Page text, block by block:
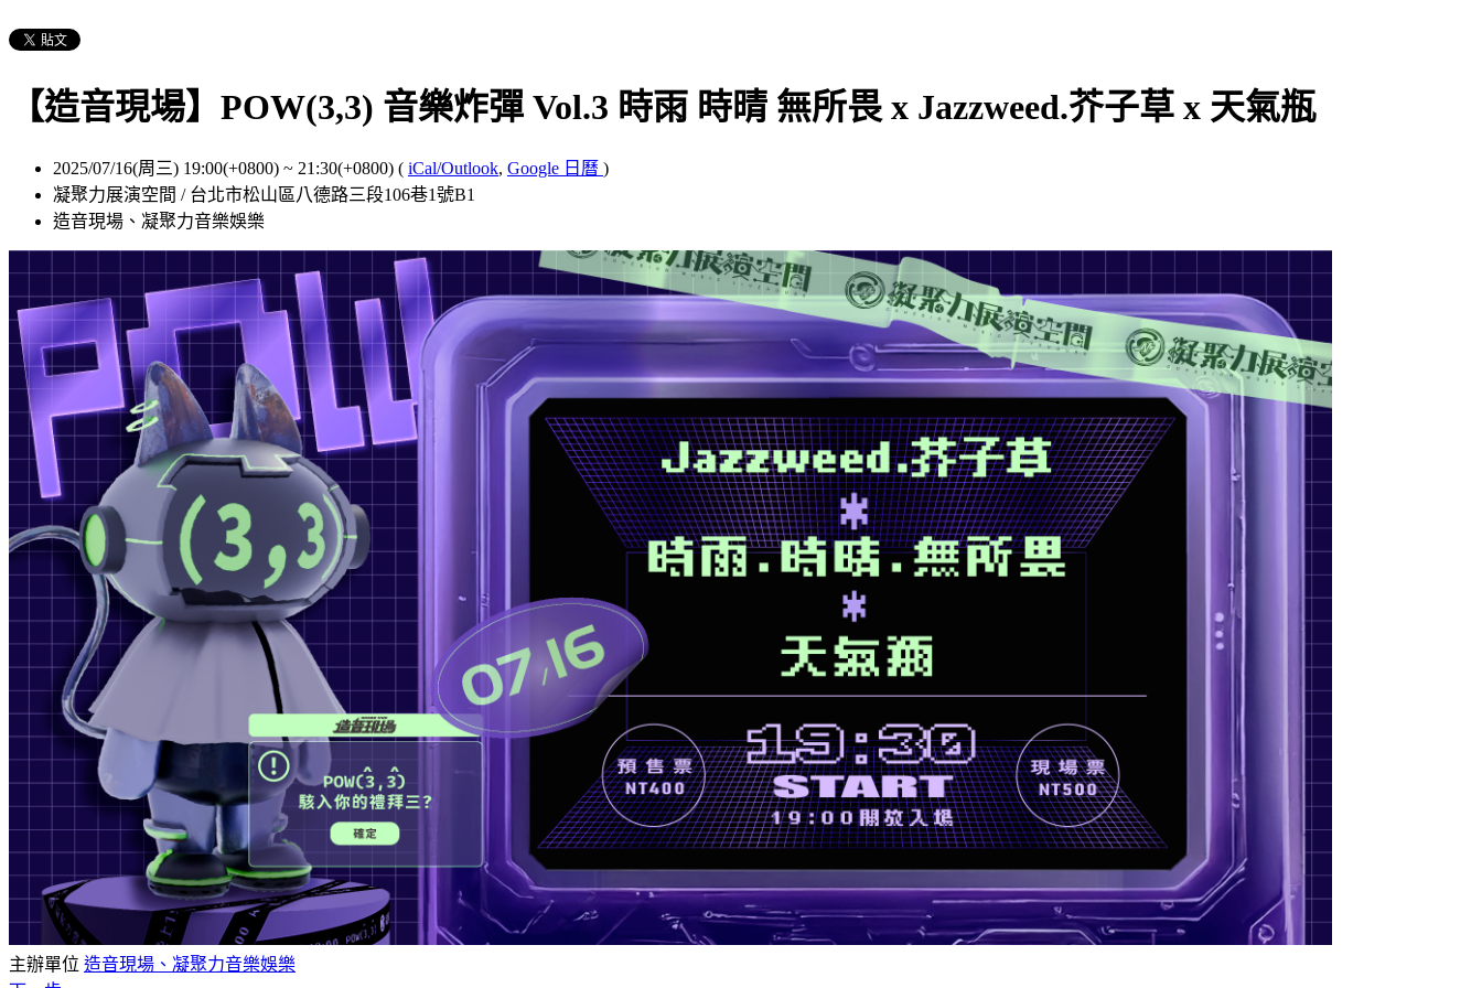
【造音現場】POW(3,3) 音樂炸彈 Vol.3 時雨 時晴 無所畏 x Jazzweed.芥子草 x 天氣瓶
2025/07/16(周三) 19:00(+0800) ~ 21:30(+0800) ( iCal/Outlook, Google 日曆 )
凝聚力展演空間 / 台北市松山區八德路三段106巷1號B1
造音現場、凝聚力音樂娛樂
主辦單位 造音現場、凝聚力音樂娛樂